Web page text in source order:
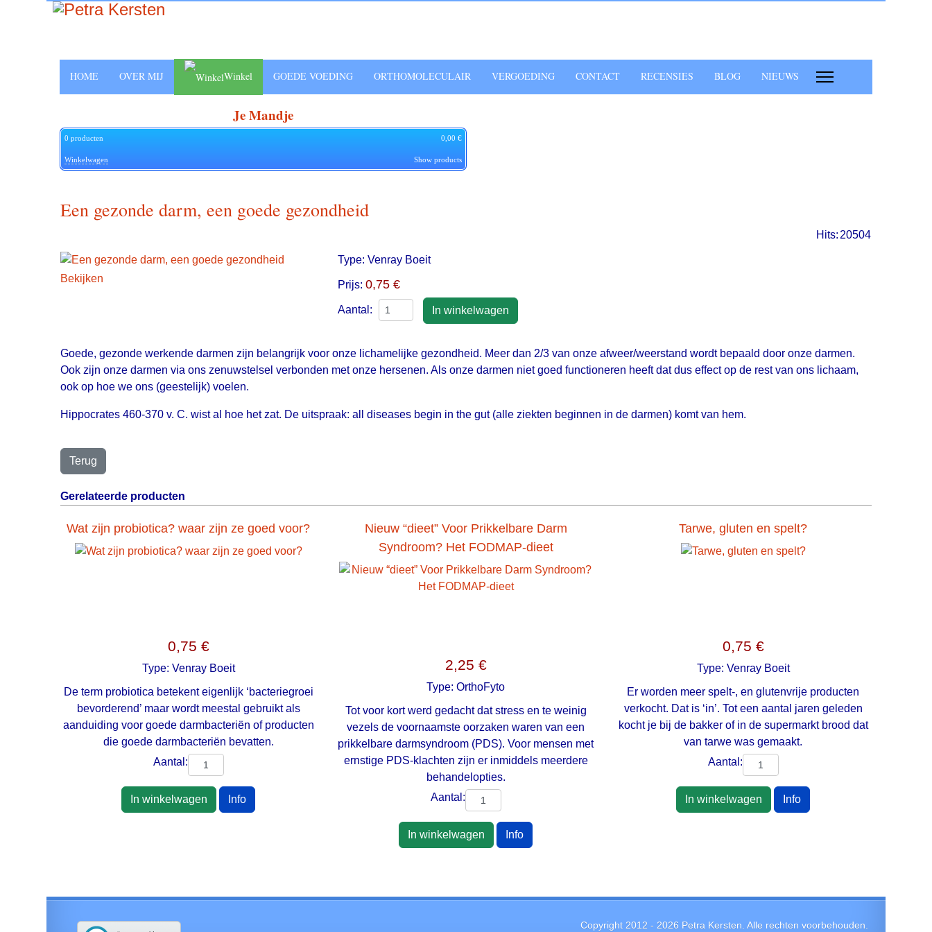
HOME OVER MIJ Winkel GOEDE VOEDING ORTHOMOLECULAIR VERGOEDING CONTACT RECENSIES BLOG NIEUWS
Je Mandje
0 producten 0,00 €
Winkelwagen Show products
Een gezonde darm, een goede gezondheid
Hits: 20504
Bekijken
Type: Venray Boeit
Prijs: 0,75 €
Aantal:
Goede, gezonde werkende darmen zijn belangrijk voor onze lichamelijke gezondheid. Meer dan 2/3 van onze afweer/weerstand wordt bepaald door onze darmen.
Ook zijn onze darmen via ons zenuwstelsel verbonden met onze hersenen. Als onze darmen niet goed functioneren heeft dat dus effect op de rest van ons lichaam,
ook op hoe we ons (geestelijk) voelen.
Hippocrates 460-370 v. C. wist al hoe het zat. De uitspraak: all diseases begin in the gut (alle ziekten beginnen in de darmen) komt van hem.
Gerelateerde producten
Wat zijn probiotica? waar zijn ze goed voor?
0,75 €
Type: Venray Boeit
De term probiotica betekent eigenlijk ‘bacteriegroei
bevorderend’ maar wordt meestal gebruikt als
aanduiding voor goede darmbacteriën of producten
die goede darmbacteriën bevatten.
Aantal:
In winkelwagen Info
Nieuw “dieet” Voor Prikkelbare Darm
Syndroom? Het FODMAP-dieet
2,25 €
Type:OrthoFyto
Tot voor kort werd gedacht dat stress en te weinig
vezels de voornaamste oorzaken waren van een
prikkelbare darmsyndroom (PDS). Voor mensen met
ernstige PDS-klachten zijn er inmiddels meerdere
behandelopties.
Aantal:
In winkelwagen Info
Tarwe, gluten en spelt?
0,75 €
Type: Venray Boeit
Er worden meer spelt-, en glutenvrije producten
verkocht. Dat is ‘in’. Tot een aantal jaren geleden
kocht je bij de bakker of in de supermarkt brood dat
van tarwe was gemaakt.
Aantal:
In winkelwagen Info
Copyright 2012 - 2026 Petra Kersten. Alle rechten voorbehouden.